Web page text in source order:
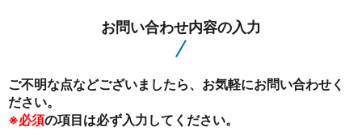
お問い合わせ内容の入力
ご不明な点などございましたら、お気軽にお問い合わせく
ださい。
※必須の項目は必ず入力してください。